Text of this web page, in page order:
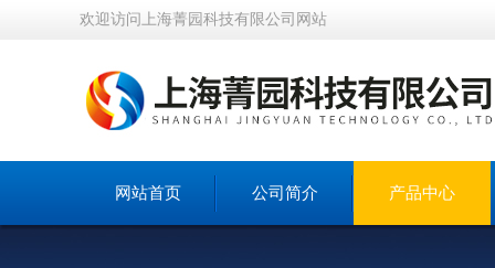
欢迎访问上海菁园科技有限公司网站
网站首页 公司简介 产品中心